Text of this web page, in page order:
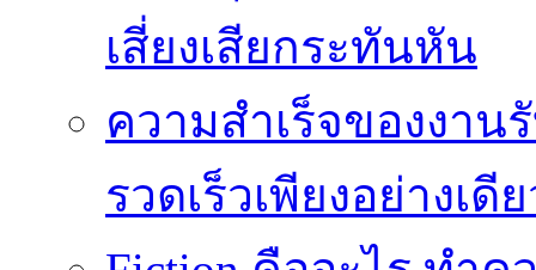
เสี่ยงเสียกระทันหัน
ความสำเร็จของงา
รวดเร็วเพียงอย่างเดี